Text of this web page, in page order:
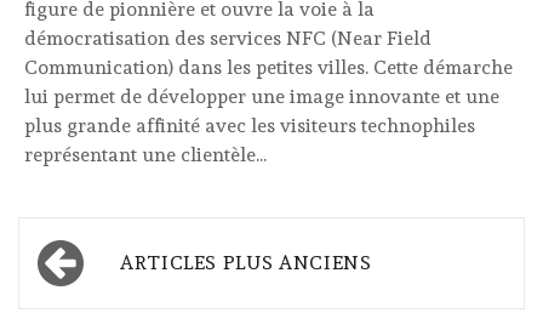
figure de pionnière et ouvre la voie à la
démocratisation des services NFC (Near Field
Communication) dans les petites villes. Cette démarche
lui permet de développer une image innovante et une
plus grande affinité avec les visiteurs technophiles
représentant une clientèle...
Navigation
des
ARTICLES PLUS ANCIENS